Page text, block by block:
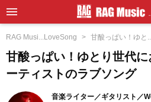
RAG Musi...LoveSong 甘酸っぱい！ゆと
甘酸っぱい！ゆとり世代
ーティストのラブソング
音楽ライター／ギタリスト／